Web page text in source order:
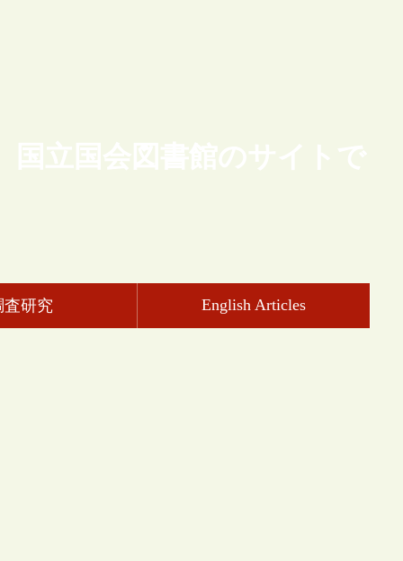
国立国会図書館のサイトで
査研究 English Articles